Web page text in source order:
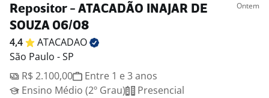
Repositor - ATACADÃO INAJAR DE
SOUZA 06/08
Ontem
4,4
ATACADAO
São Paulo - SP
R$ 2.100,00
Entre 1 e 3 anos
Ensino Médio (2º Grau)
Presencial